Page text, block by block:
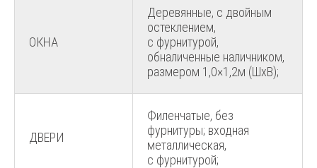
ОКНА
Деревянные, с двойным
остеклением,
с фурнитурой,
обналиченные наличником,
размером 1,0×1,2м (ШхВ);
ДВЕРИ
Филенчатые, без
фурнитуры; входная
металлическая,
с фурнитурой;